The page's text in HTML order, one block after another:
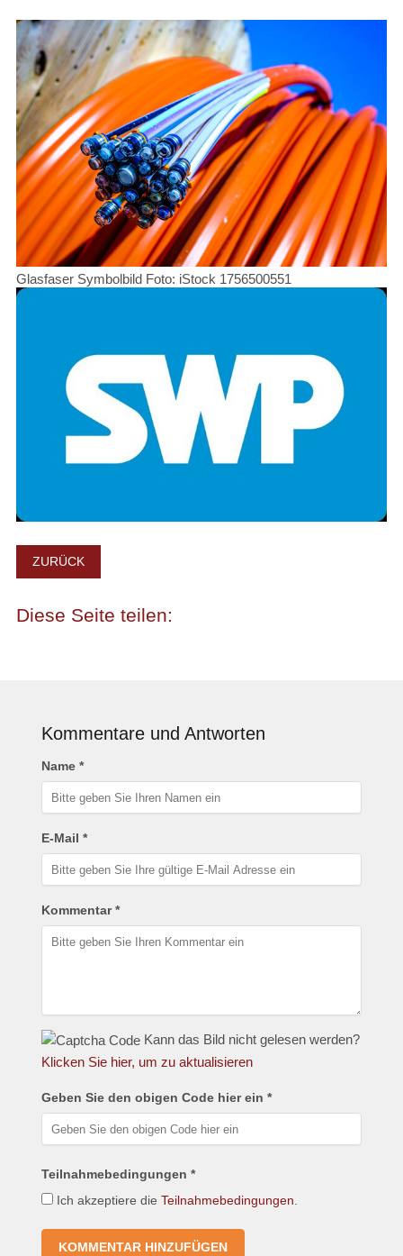
Glasfaser Symbolbild Foto: iStock 1756500551
ZURÜCK
Kommentare und Antworten
Name *
E-Mail *
Kommentar *
Kann das Bild nicht gelesen werden?
Klicken Sie hier, um zu aktualisieren
Geben Sie den obigen Code hier ein *
Teilnahmebedingungen *
Ich akzeptiere die Teilnahmebedingungen.